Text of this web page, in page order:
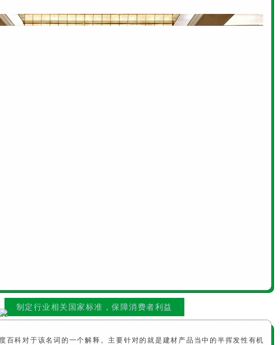
制定行业相关国家标准，保障消费者利益
百科对于该名词的一个解释。主要针对的就是建材产品当中的半挥发性有机